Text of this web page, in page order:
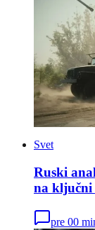
Svet
Ruski
na ključni
pre 00